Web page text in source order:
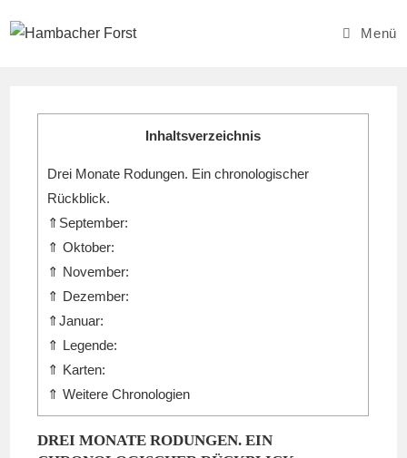
Inhalt
Menü
Inhaltsverzeichnis
Drei Monate Rodungen. Ein chronologischer
Rückblick.
⇑September:
⇑ Oktober:
⇑ November:
⇑ Dezember:
⇑Januar:
⇑ Legende:
⇑ Karten:
⇑ Weitere Chronologien
DREI MONATE RODUNGEN. EIN